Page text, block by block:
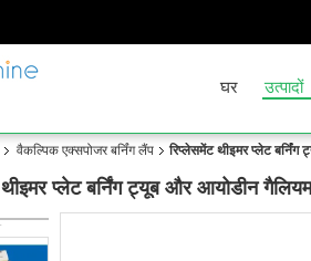
घर उत्पादों
वैकल्पिक एक्सपोजर बर्निंग लैंप रिप्लेसमेंट थीइमर प्लेट
प्लेट बर्निंग ट्यूब और आयोडीन